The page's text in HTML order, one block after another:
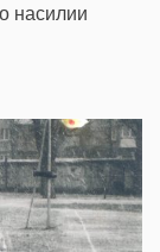
насилии